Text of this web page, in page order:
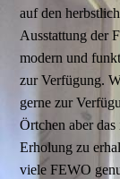
auf den
Ausstattung der
modern und
zur Verfügung.
gerne zur
Örtchen aber
Erholung zu
viele FEWO